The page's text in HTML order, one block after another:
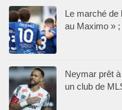
Le marché de
au Maximo » ;
Neymar prêt
un club de